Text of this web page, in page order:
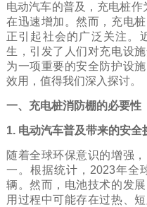
电动汽车的普及，充电桩作
在迅速增加。然而，充电
正引起社会的广泛关注。
生，引发了人们对充电设
为一项重要的安全防护设
效用，值得我们深入探讨。
一、充电桩消防棚的必要性
1. 电动汽车普及带来的安全
随着全球环保意识的增强
一。根据统计，2023年全
辆。然而，电池技术的发
用过程中可能存在过热、